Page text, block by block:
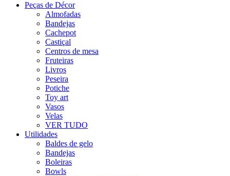
Peças de Décor
Almofadas
Bandejas
Cachepot
Castiçal
Centros de mesa
Fruteiras
Livros
Peseira
Potiche
Toy art
Vasos
Velas
VER TUDO
Utilidades
Baldes de gelo
Bandejas
Boleiras
Bowls